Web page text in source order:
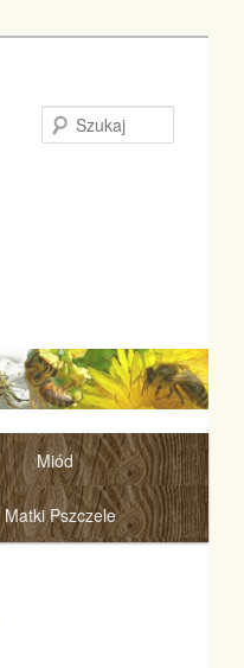
Miód
Matki Pszczele